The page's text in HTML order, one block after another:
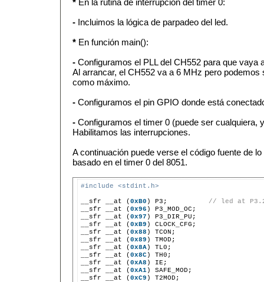
- Incluimos la lógica de parpadeo del led.
* En función main():
- Configuramos el PLL del CH552 para que vaya
Al arrancar, el CH552 va a 6 MHz pero
como máximo.
- Configuramos el pin GPIO donde está
- Configuramos el timer 0 (puede ser cualquiera,
Habilitamos las interrupciones.
A continuación puede verse el código fuente de
basado en el timer 0 del 8051.
#include <stdint.h>
__sfr __at (0xB0 ) P3;
// led at P3.2
__sfr __at (0x96 ) P3_MOD_OC;
__sfr __at (0x97 ) P3_DIR_PU;
__sfr __at (0xB9 ) CLOCK_CFG;
__sfr __at (0x88 ) TCON;
__sfr __at (0x89 ) TMOD;
__sfr __at (0x8A) TL0;
__sfr __at (0x8C ) TH0;
__sfr __at (0xA8 ) IE;
__sfr __at (0xA1) SAFE_MOD;
__sfr __at (0xC9 ) T2MOD;